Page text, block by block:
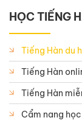
HỌC TIẾNG
Tiếng Hàn du
Tiếng Hàn
Tiếng Hàn
Cẩm nang